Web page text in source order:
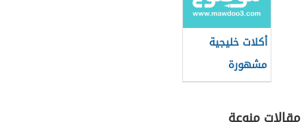
أكلات خليجية
مشهورة